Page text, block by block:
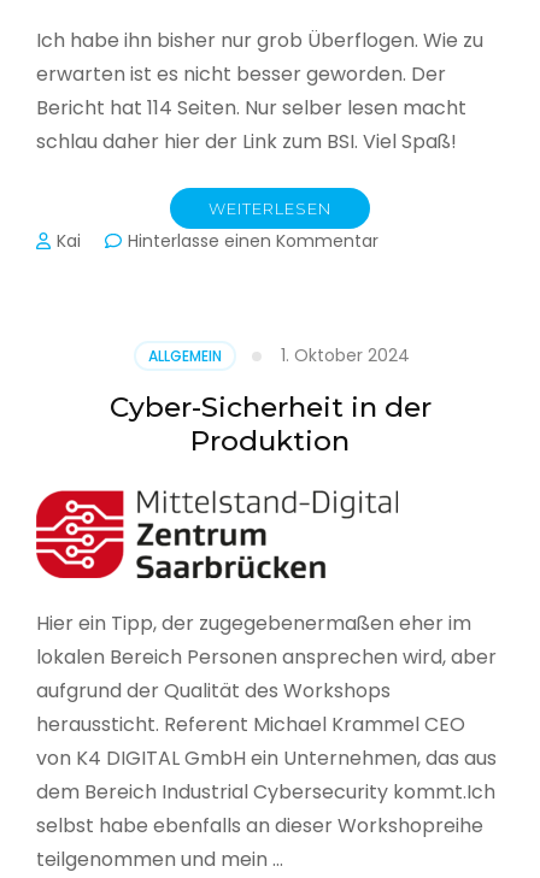
Ich habe ihn bisher nur grob Überflogen. Wie zu
erwarten ist es nicht besser geworden. Der
Bericht hat 114 Seiten. Nur selber lesen macht
schlau daher hier der Link zum BSI. Viel Spaß!
WEITERLESEN
Kai Hinterlasse einen Kommentarzu
seinen
Lagebericht
zur
in
Deutschland
ALLGEMEIN 1. Oktober 2024
Cyber-Sicherheit in der
Produktion
Hier ein Tipp, der zugegebenermaßen eher im
lokalen Bereich Personen ansprechen wird, aber
aufgrund der Qualität des Workshops
heraussticht. Referent Michael Krammel CEO
von K4 DIGITAL GmbH ein Unternehmen, das aus
dem Bereich Industrial Cybersecurity kommt.Ich
selbst habe ebenfalls an dieser Workshopreihe
teilgenommen und mein …